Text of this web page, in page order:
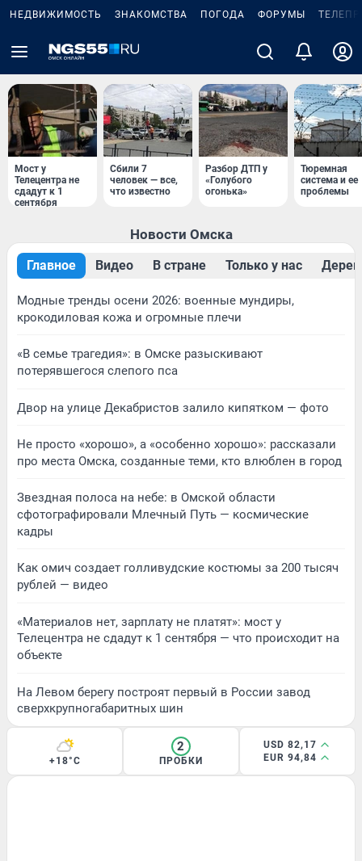
НЕДВИЖИМОСТЬ ЗНАКОМСТВА ПОГОДА ФОРУМЫ
Мост у
Телецентра не
сдадут к 1
сентября
Сбили 7
человек — все,
что известно
Разбор ДТП у
«Голубого
огонька»
Тюремная
система и ее
проблемы
Новости Омска
Главное Видео В стране Только у нас
Модные тренды осени 2026: военные мундиры,
крокодиловая кожа и огромные плечи
«В семье трагедия»: в Омске разыскивают
потерявшегося слепого пса
Двор на улице Декабристов залило кипятком — фото
Не просто «хорошо», а «особенно хорошо»: рассказали
про места Омска, созданные теми, кто влюблен в город
Звездная полоса на небе: в Омской области
сфотографировали Млечный Путь — космические
кадры
Как омич создает голливудские костюмы за 200 тысяч
рублей — видео
«Материалов нет, зарплату не платят»: мост у
Телецентра не сдадут к 1 сентября — что происходит на
объекте
На Левом берегу построят первый в России завод
сверхкрупногабаритных шин
+18°C
2
ПРОБКИ
USD 82,17
EUR 94,84